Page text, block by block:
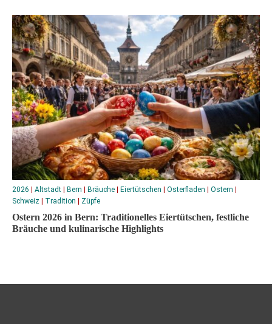
2026 | Altstadt | Bern | Bräuche | Eiertütschen | Osterfladen | Ostern |
Schweiz | Tradition | Züpfe
Ostern 2026 in Bern: Traditionelles Eiertütschen, festliche
Bräuche und kulinarische Highlights